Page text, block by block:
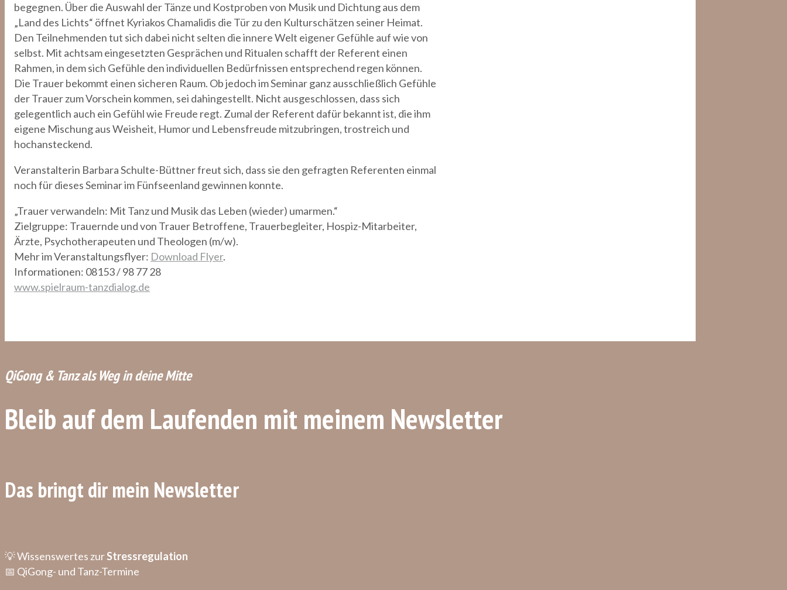
begegnen. Über die Auswahl der Tänze und Kostproben von Musik und Dichtung aus dem
„Land des Lichts“ öffnet Kyriakos Chamalidis die Tür zu den Kulturschätzen seiner Heimat.
Den Teilnehmenden tut sich dabei nicht selten die innere Welt eigener Gefühle auf wie von
selbst. Mit achtsam eingesetzten Gesprächen und Ritualen schafft der Referent einen
Rahmen, in dem sich Gefühle den individuellen Bedürfnissen entsprechend regen können.
Die Trauer bekommt einen sicheren Raum. Ob jedoch im Seminar ganz ausschließlich Gefühle
der Trauer zum Vorschein kommen, sei dahingestellt. Nicht ausgeschlossen, dass sich
gelegentlich auch ein Gefühl wie Freude regt. Zumal der Referent dafür bekannt ist, die ihm
eigene Mischung aus Weisheit, Humor und Lebensfreude mitzubringen, trostreich und
hochansteckend.
Veranstalterin Barbara Schulte-Büttner freut sich, dass sie den gefragten Referenten einmal
noch für dieses Seminar im Fünfseenland gewinnen konnte.
„Trauer verwandeln: Mit Tanz und Musik das Leben (wieder) umarmen.“
Zielgruppe: Trauernde und von Trauer Betroffene, Trauerbegleiter, Hospiz-Mitarbeiter,
Ärzte, Psychotherapeuten und Theologen (m/w).
Mehr im Veranstaltungsflyer: Download Flyer.
Informationen: 08153 / 98 77 28
www.spielraum-tanzdialog.de
QiGong & Tanz als Weg in deine Mitte
Bleib auf dem Laufenden mit meinem Newsletter
Das bringt dir mein Newsletter
💡 Wissenswertes zurStressregulation
📅 QiGong- und Tanz-Termine